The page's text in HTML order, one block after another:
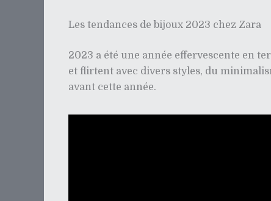
Les tendances de bijoux 2023 chez Zara
2023 a été une année effervescente en
et flirtent avec divers styles, du
avant cette année.